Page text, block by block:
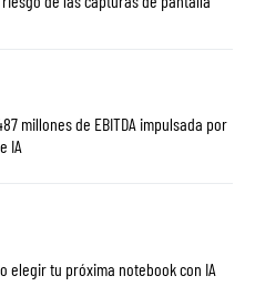
millones de EBITDA impulsada por
IA
elegir tu próxima notebook con IA